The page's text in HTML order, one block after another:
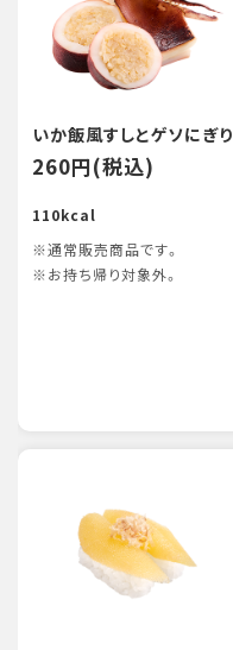
いか飯風すしとゲソにぎり
260円(税込)
110kcal
※通常販売商品です。
※お持ち帰り対象外。